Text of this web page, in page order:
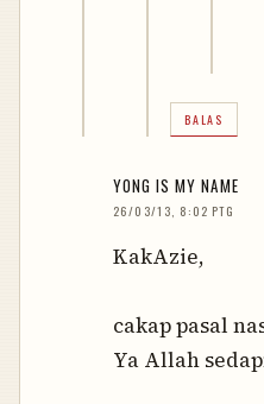
BALAS
YONG IS MY NAME
26/03/13, 8:02 PTG
KakAzie,
cakap pasal
Ya Allah